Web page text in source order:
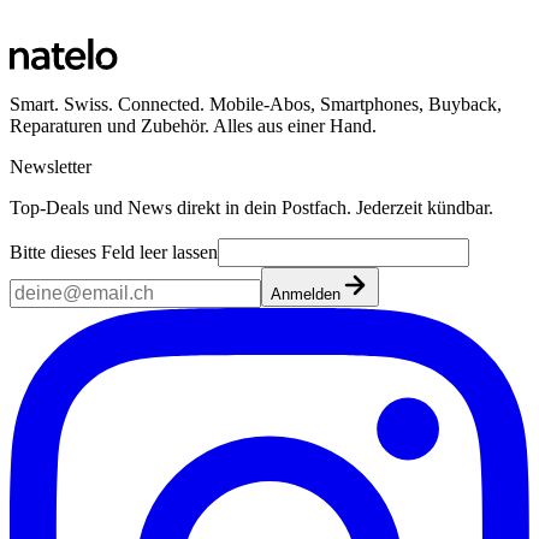
Smart. Swiss. Connected. Mobile-Abos, Smartphones, Buyback,
Reparaturen und Zubehör. Alles aus einer Hand.
Newsletter
Top-Deals und News direkt in dein Postfach. Jederzeit kündbar.
Bitte dieses Feld leer lassen
Anmelden